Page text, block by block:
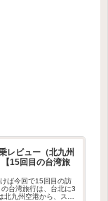
レビュー（北九州
15回目の台湾旅
ば今回で15回目の訪
台湾旅行は、台北に3
九州空港から、スタ